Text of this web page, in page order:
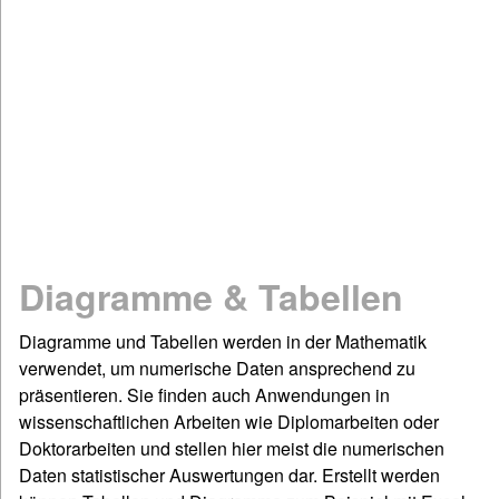
Deutsch: Grammatik & Co
Figuren- & Bilderrätsel
Informationen
Impressum / Kontakt
Links und Rechts
Sitemap
Diagramme & Tabellen
Diagramme und Tabellen werden in der Mathematik
verwendet, um numerische Daten ansprechend zu
präsentieren. Sie finden auch Anwendungen in
wissenschaftlichen Arbeiten wie Diplomarbeiten oder
Doktorarbeiten und stellen hier meist die numerischen
Daten statistischer Auswertungen dar. Erstellt werden